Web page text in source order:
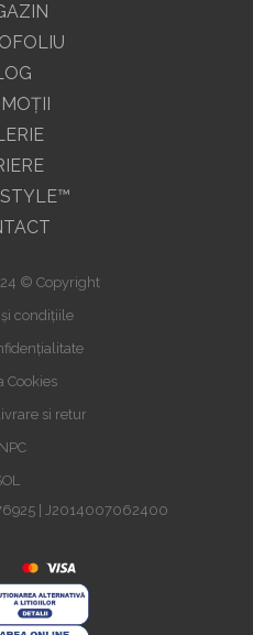
© Copyright
condițiile
Cookies
si retur
| J2014007062400